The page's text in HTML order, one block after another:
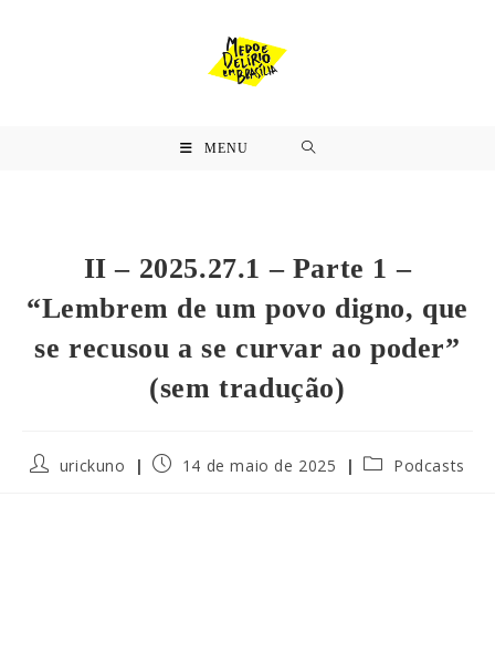
MENU
II – 2025.27.1 – Parte 1 –
“Lembrem de um povo digno, que
se recusou a se curvar ao poder”
(sem tradução)
urickuno 14 de maio de 2025 Podcasts